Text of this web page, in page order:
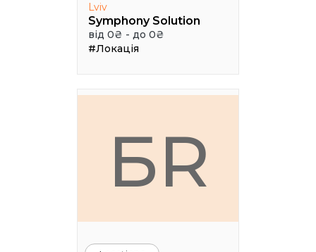
Lviv
Symphony Solution
від 0₴ - до 0₴
#Локація
БR